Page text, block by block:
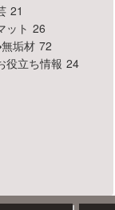
21
ット 26
無垢材 72
役立ち情報 24